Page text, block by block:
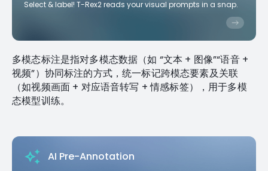
Select & label! T-Rex2 reads your visual prompts in a snap.
多模态标注是指对多模态数据（如 “文本 + 图像”“语音 +
视频”）协同标注的方式，统一标记跨模态要素及关联
（如视频画面 + 对应语音转写 + 情感标签），用于多模
态模型训练。
AI Pre-Annotation